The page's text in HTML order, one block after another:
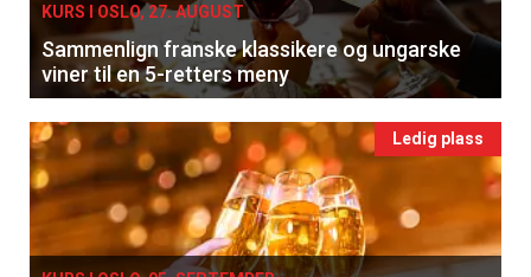
KURS I OSLO, 27. AUGUST
Sammenlign franske klassikere og ungarske
viner til en 5-retters meny
Ledig plass